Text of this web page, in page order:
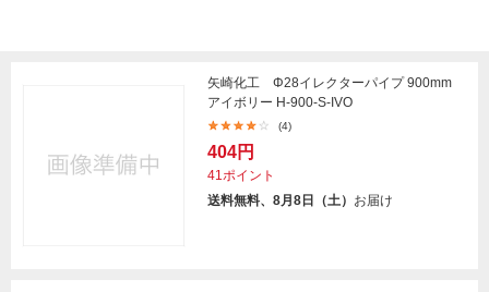
矢崎化工 Φ28イレクターパイプ 900mm
アイボリー H-900-S-IVO
(4)
404円
41ポイント
送料無料、8月8日（土） お届け